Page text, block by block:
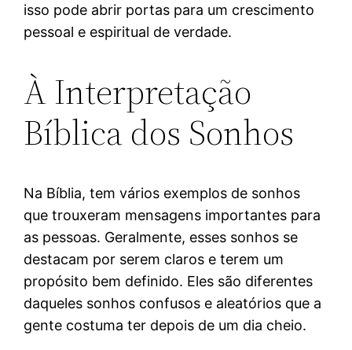
isso pode abrir portas para um crescimento
pessoal e espiritual de verdade.
À Interpretação
Bíblica dos Sonhos
Na Bíblia, tem vários exemplos de sonhos
que trouxeram mensagens importantes para
as pessoas. Geralmente, esses sonhos se
destacam por serem claros e terem um
propósito bem definido. Eles são diferentes
daqueles sonhos confusos e aleatórios que a
gente costuma ter depois de um dia cheio.